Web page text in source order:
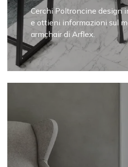
Cerchi Poltroncine design
e ottieni informazioni sul
armchair di Arflex.